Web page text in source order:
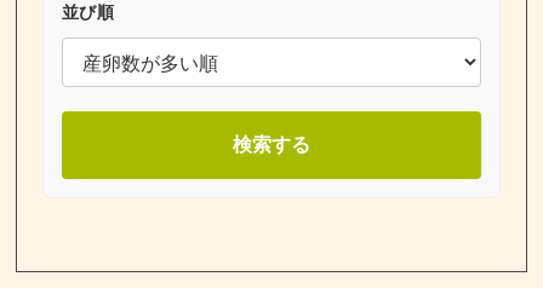
並び順
検索する